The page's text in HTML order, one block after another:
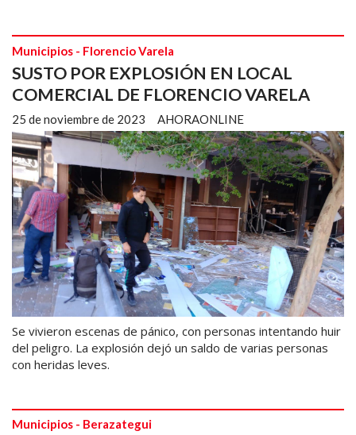
SUSTO POR EXPLOSIÓN EN LOCAL
COMERCIAL DE FLORENCIO VARELA
AHORAONLINE
Municipios - Florencio Varela
25 de noviembre de 2023
Se vivieron escenas de pánico, con personas intentando huir
del peligro. La explosión dejó un saldo de varias personas
con heridas leves.
Municipios - Berazategui